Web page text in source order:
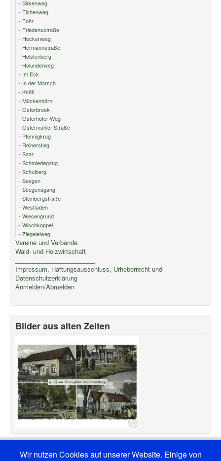
- Birkenweg
- Eichenweg
- Fohr
- Friedensstraße
- Heckenweg
- Hermannstraße
- Holstenberg
- Holunderweg
- Im Eck
- In der Marsch
- Knöll
- Mückenhörn
- Osterbrook
- Osterhofer Weg
- Ostermühler Straße
- Pfennigkrug
- Reiherstieg
- Saar
- Schmiedegang
- Schulberg
- Seegen
- Seegensgang
- Steinbergstraße
- Wesfladen
- Wiesengrund
- Wischkoppel
- Ziegeleiweg
Vereine und Verbände
Wald- und Holzwirtschaft
Impressum, Haftungsausschluss, Urheberrecht und
Datenschutzerklärung
Anmelden/Abmelden
Bilder aus alten Zeiten
Wir nutzen Cookies auf unserer Website. Einige von